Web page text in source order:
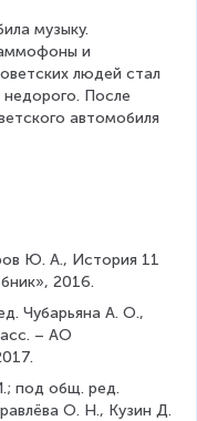
музыку.
и
людей стал
После
автомобиля
Ю. А., История 11
2016.
Чубарьяна А. О.,
– АО
под общ. ред.
О. Н., Кузин Д.